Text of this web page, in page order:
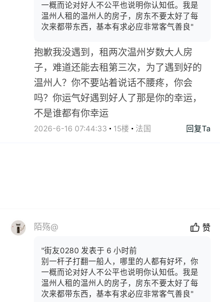
一概而论对好人不公平也说明你认知低。我是
温州人租的温州人的房子，房东不要太好了每
次来都带东西，基本有求必应非常客气善良"
抱歉我没遇到，租两次温州岁数大人房
子，难道还能去租第三次，为了遇到好的
温州人？你不要站着说话不腰疼，你会
吗？你运气好遇到好人了那是你的幸运，
不是谁都有你幸运
2026-6-16 07:44:33 15楼 法国 回复Ta
陌殇@ 赞
"街友0280 发表于 6 小时前
别一杆子打翻一船人，哪里的人都有好坏，你
一概而论对好人不公平也说明你认知低。我是
温州人租的温州人的房子，房东不要太好了每
次来都带东西，基本有求必应非常客气善良"